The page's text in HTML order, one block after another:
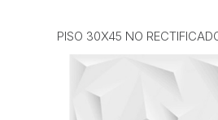
PISO 30X45 NO